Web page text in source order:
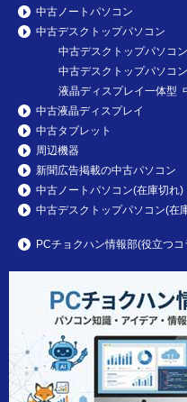
中古ノートパソコン
中古デスクトップパソコン
中古デスクトップパソコ
中古デスクトップパソコ
液晶ディスプレイ一体型
中古液晶ディスプレイ
中古タブレット
周辺機器
新聞広告掲載の中古パソコン
中古ノートパソコン(在庫切れ)
中古デスクトップパソコン(在
PCチョクハン情報部(役立つ